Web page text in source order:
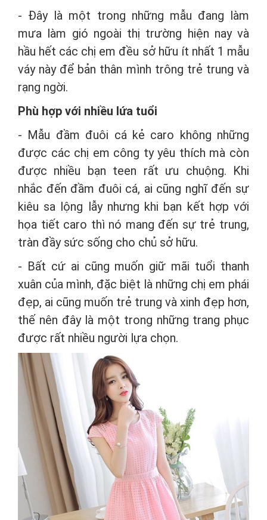
- Đây là một trong những mẫu đang làm
mưa làm gió ngoài thị trường hiện nay và
hầu hết các chị em đều sở hữu ít nhất 1 mẫu
váy này để bản thân mình trông trẻ trung và
rạng ngời.
Phù hợp với nhiều lứa tuổi
- Mẫu đầm đuôi cá kẻ caro không những
được các chị em công ty yêu thích mà còn
được nhiều bạn teen rất ưu chuộng. Khi
nhắc đến đầm đuôi cá, ai cũng nghĩ đến sự
kiêu sa lộng lẫy nhưng khi bạn kết hợp với
họa tiết caro thì nó mang đến sự trẻ trung,
tràn đầy sức sống cho chủ sở hữu.
- Bất cứ ai cũng muốn giữ mãi tuổi thanh
xuân của mình, đặc biệt là những chị em phái
đẹp, ai cũng muốn trẻ trung và xinh đẹp hơn,
thế nên đây là một trong những trang phục
được rất nhiều người lựa chọn.